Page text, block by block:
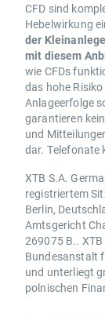
CFD sind
Hebelwirkung
der
mit diesem
wie CFDs
das hohe
Anlageerfolge
garantieren
und
dar. Telefonate
XTB S.A.
registriertem
Berlin,
Amtsgericht
269075 B..
Bundesanstalt
und unterliegt
polnischen